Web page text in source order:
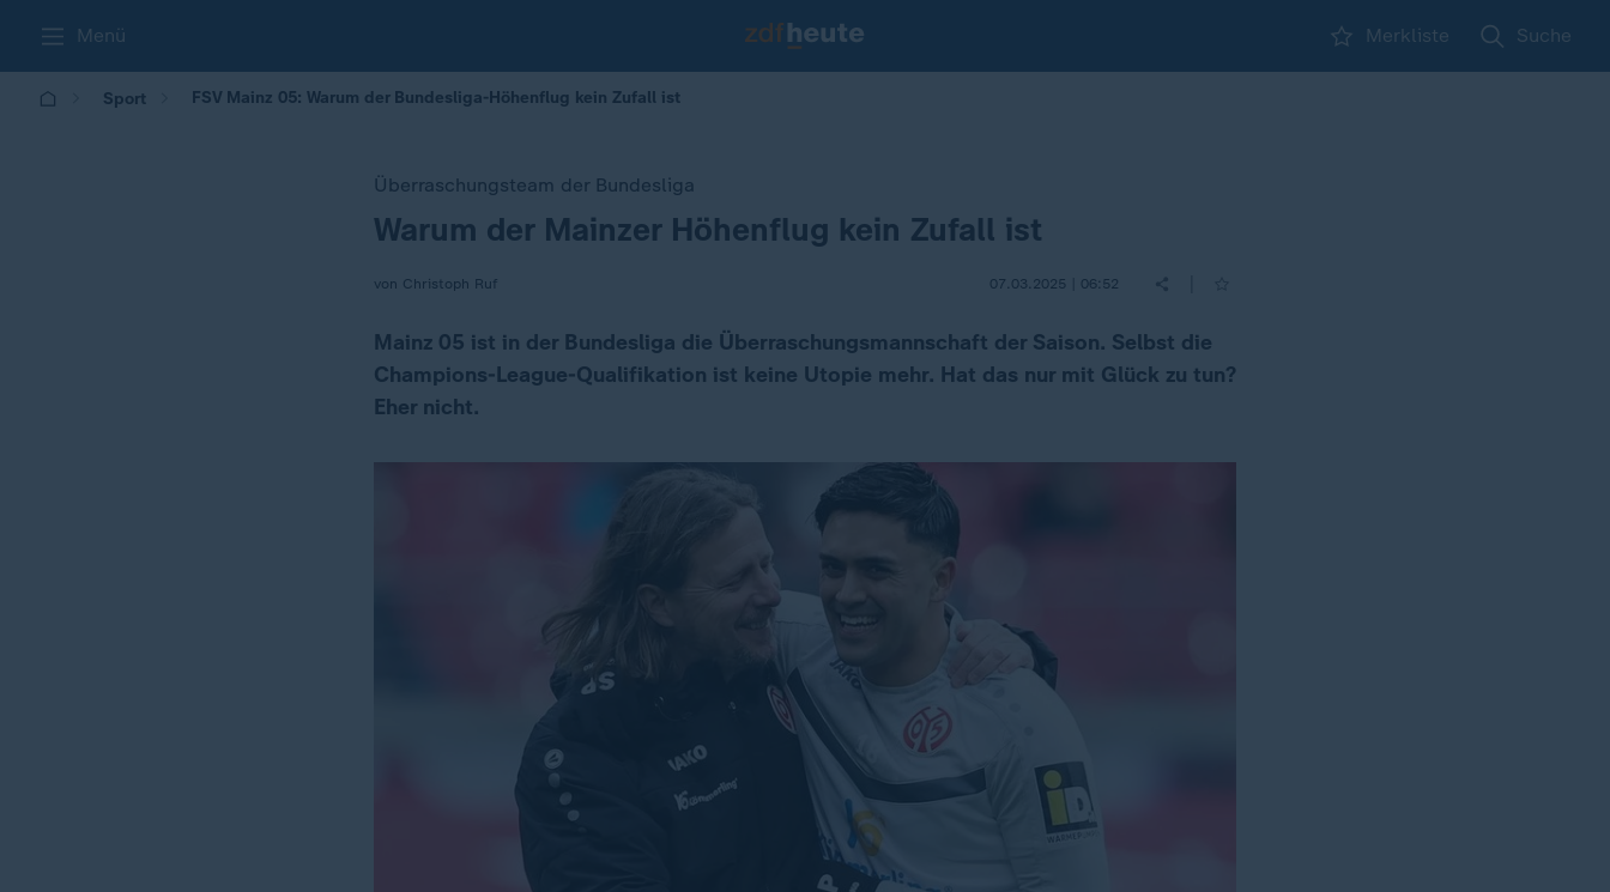
Menü Merkliste Suche
Sport FSV Mainz 05: Warum der Bundesliga-Höhenflug kein Zufall ist
Überraschungsteam der Bundesliga
:
Warum der Mainzer Höhenflug kein Zufall ist
von Christoph Ruf 07.03.2025 | 06:52
Mainz 05 ist in der Bundesliga die Überraschungsmannschaft der Saison. Selbst die
Champions-League-Qualifikation ist keine Utopie mehr. Hat das nur mit Glück zu tun?
Eher nicht.